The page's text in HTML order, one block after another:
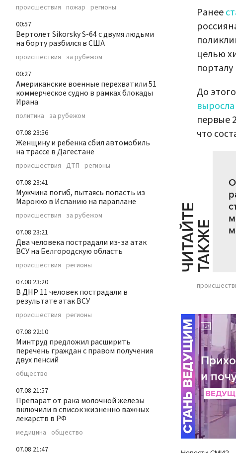
происшествия пожар регионы
00:57
Вертолет Sikorsky S-64 с двумя людьми
на борту разбился в США
происшествия за рубежом
00:27
Американские военные перехватили 51
коммерческое судно в рамках блокады
Ирана
политика за рубежом
07.08 23:56
Женщину и ребенка сбил автомобиль
на трассе в Дагестане
происшествия ДТП регионы
07.08 23:41
Мужчина погиб, пытаясь попасть из
Марокко в Испанию на параплане
происшествия за рубежом
07.08 23:21
Два человека пострадали из-за атак
ВСУ на Белгородскую область
происшествия регионы
07.08 23:20
В ДНР 11 человек пострадали в
результате атак ВСУ
происшествия регионы
07.08 22:10
Минтруд предложил расширить
перечень граждан с правом получения
двух пенсий
общество
07.08 21:57
Препарат от рака молочной железы
включили в список жизненно важных
лекарств в РФ
медицина общество
07.08 21:47
Ранее
целью
До
выросла
первые
что
Ч
И
Т
АЙ
Т
Е
Т
А
К
ЖЕ